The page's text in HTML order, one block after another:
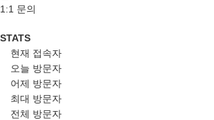
1:1 문의
STATS
현재 접속자
오늘 방문자
어제 방문자
최대 방문자
전체 방문자